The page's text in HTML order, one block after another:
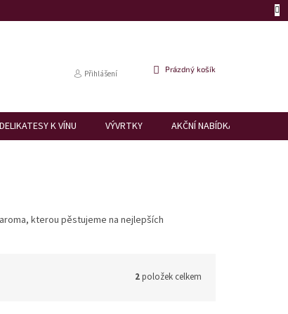
Přihlášení
NÁKUPNÍ
Prázdný košík
DELIKATESY K VÍNU VÝVRTKY AKČNÍ NABÍDKA
kterou pěstujeme na nejlepších
2položek celkem